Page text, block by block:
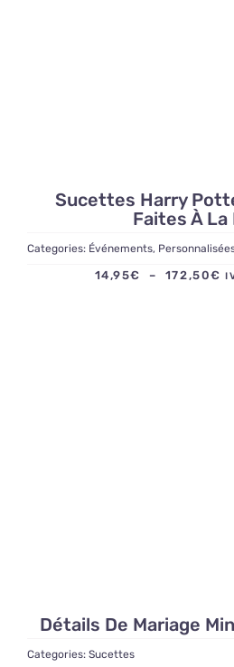
Sucettes Harry
Faites À La
Categories: Événements,
14,95€ – 172,50€
Détails De Mariage
Categories: Sucettes